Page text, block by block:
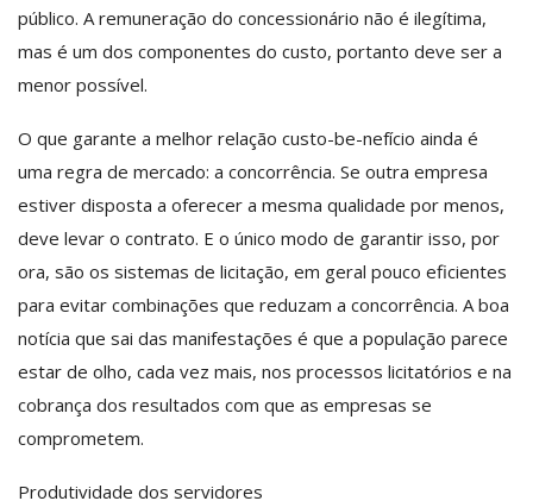
público. A remuneração do concessionário não é ilegítima,
mas é um dos componentes do custo, portanto deve ser a
menor possível.
O que garante a melhor relação custo-be-nefício ainda é
uma regra de mercado: a concorrência. Se outra empresa
estiver disposta a oferecer a mesma qualidade por menos,
deve levar o contrato. E o único modo de garantir isso, por
ora, são os sistemas de licitação, em geral pouco eficientes
para evitar combinações que reduzam a concorrência. A boa
notícia que sai das manifestações é que a população parece
estar de olho, cada vez mais, nos processos licitatórios e na
cobrança dos resultados com que as empresas se
comprometem.
Produtividade dos servidores